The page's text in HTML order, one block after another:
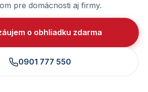
pre domácnosti aj firmy.
o obhliadku zdarma
0901 777 550